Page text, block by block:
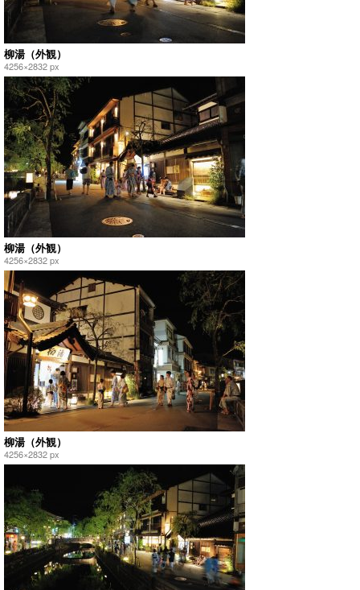
柳湯（外観）
4256×2832 px
柳湯（外観）
4256×2832 px
柳湯（外観）
4256×2832 px